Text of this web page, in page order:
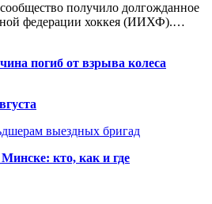
получило долгожданное
федерации хоккея (ИИХФ).…
погиб от взрыва колеса
выездных бригад
кто, как и где